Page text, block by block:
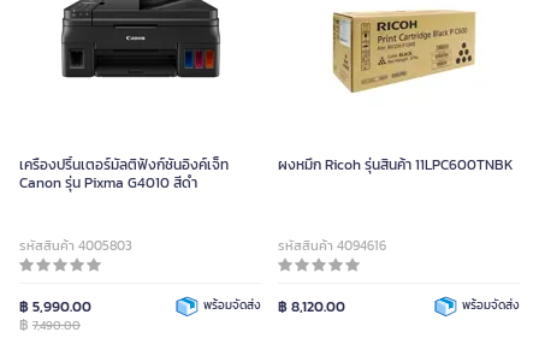
เครื่องปริ้นเตอร์มัลติฟังก์ชั่นอิงค์เจ็ท
Canon รุ่น Pixma G4010 สีดำ
รหัสสินค้า 4005803
฿ 5,990.00
฿ 7,490.00
พร้อมจัดส่ง
ผงหมึก Ricoh รุ่นสินค้า 11LPC600TNBK
รหัสสินค้า 4094616
฿ 8,120.00 พร้อมจัดส่ง